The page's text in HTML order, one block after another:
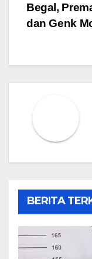
Begal,
dan Genk
BERITA